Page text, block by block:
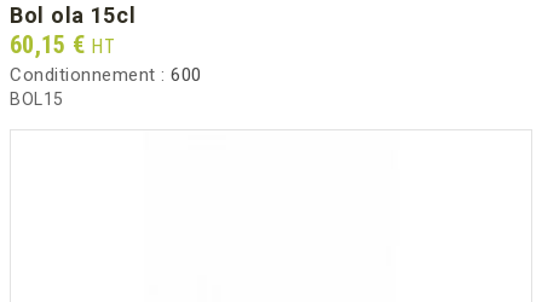
bol ola 15cl
Prix
60,15 € HT
Conditionnement : 600
BOL15